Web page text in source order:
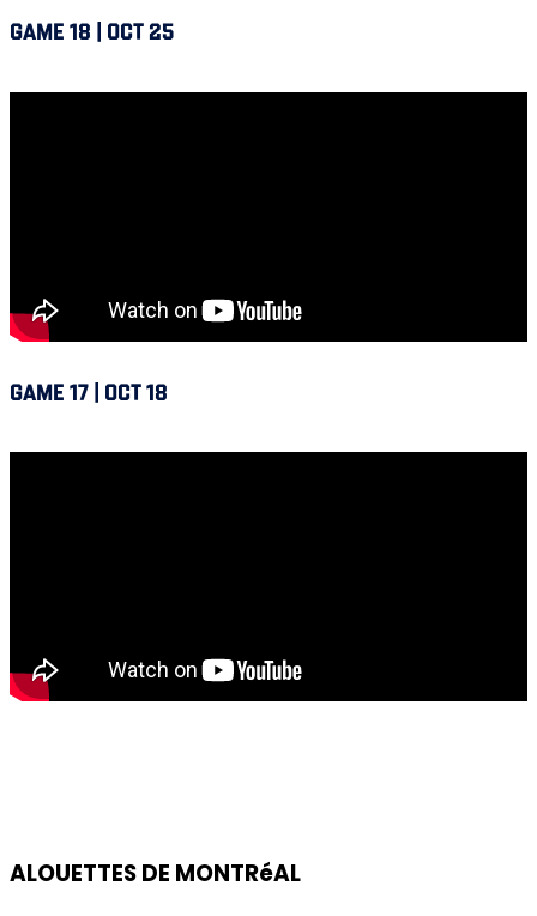
GAME 18 | OCT 25
GAME 17 | OCT 18
ALOUETTES DE MONTRéAL